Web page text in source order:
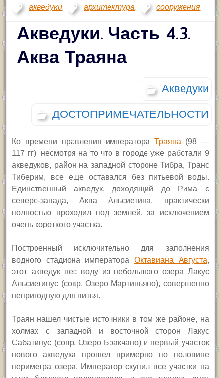
акведуки, архитектура, сооружения
Акведуки. Часть 4.3.
Аква Траяна
Акведуки
ДОСТОПРИМЕЧАТЕЛЬНОСТИ
Ко времени правления императораТраяна (98 —
117 гг), несмотря на то что в городе уже работали 9
акведуков, район на западной стороне Тибра, Транс
Тиберим, все еще оставался без питьевой воды.
Единственный акведук, доходящий до Рима с
северо-запада, Аква Альсиетина, практически
полностью проходил под землей, за исключением
очень короткого участка.
Построенный исключительно для заполнения
водного стадиона императораОктавиана Августа,
этот акведук нес воду из небольшого озера Лакус
Альсиетинус (совр. Озеро Мартиньяно), совершенно
непригодную для питья.
Траян нашел чистые источники в том же районе, на
холмах с западной и восточной сторон Лакус
Сабатинус (совр. Озеро Бракчано) и первый участок
нового акведука прошел примерно по половине
периметра озера. Император скупил все участки на